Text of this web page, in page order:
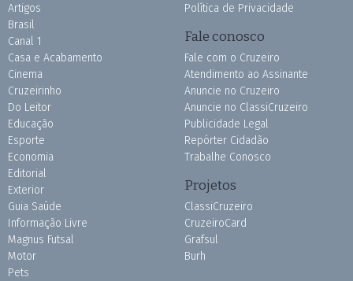
Artigos
Brasil
Canal 1
Casa e Acabamento
Cinema
Cruzeirinho
Do Leitor
Educação
Esporte
Economia
Editorial
Exterior
Guia Saúde
Informação Livre
Magnus Futsal
Motor
Pets
Política de Privacidade
Fale conosco
Fale com o Cruzeiro
Atendimento ao Assinante
Anuncie no Cruzeiro
Anuncie no ClassiCruzeiro
Publicidade Legal
Repórter Cidadão
Trabalhe Conosco
Projetos
ClassiCruzeiro
CruzeiroCard
Grafsul
Burh